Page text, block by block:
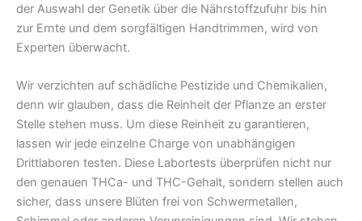
der Auswahl der Genetik über die Nährstoffzufuhr bis hin
zur Ernte und dem sorgfältigen Handtrimmen, wird von
Experten überwacht.
Wir verzichten auf schädliche Pestizide und Chemikalien,
denn wir glauben, dass die Reinheit der Pflanze an erster
Stelle stehen muss. Um diese Reinheit zu garantieren,
lassen wir jede einzelne Charge von unabhängigen
Drittlaboren testen. Diese Labortests überprüfen nicht nur
den genauen THCa- und THC-Gehalt, sondern stellen auch
sicher, dass unsere Blüten frei von Schwermetallen,